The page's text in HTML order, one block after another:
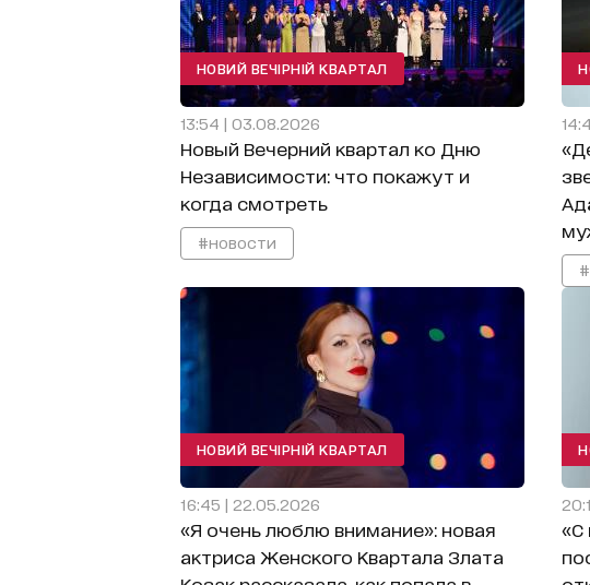
НОВИЙ ВЕЧІРНІЙ КВАРТАЛ
13:54 | 03.08.2026
Новый Вечерний квартал ко Дню
Независимости: что покажут и
когда смотреть
#новости
НОВИЙ ВЕЧІРНІЙ КВАРТАЛ
16:45 | 22.05.2026
«Я очень люблю внимание»: новая
актриса Женского Квартала Злата
«С